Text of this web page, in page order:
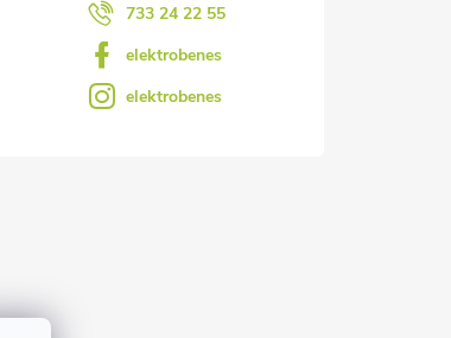
733 24 22 55
elektrobenes
elektrobenes